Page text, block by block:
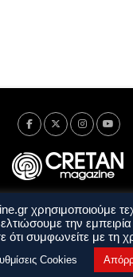
Πολιτική Απορρήτου
Όροι και Προϋποθέσεις
χρησιμοποιούμε
την
ότι συμφωνείτε με τη
Cookies